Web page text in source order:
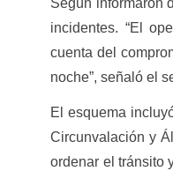
Según informaron
incidentes. “El
cuenta del
noche”, señaló el
El esquema
Circunvalación y
ordenar el tránsito